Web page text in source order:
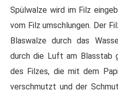
Spülwalze wird im Filz
vom Filz umschlungen. Der
Blaswalze durch das
durch die Luft am Blasstab
des Filzes, die mit dem
verschmutzt und der